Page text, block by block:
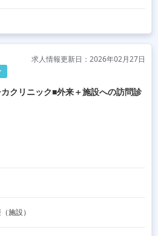
求人情報更新日：2026年02月27日
クリニック■外来＋施設への訪問診
施設）